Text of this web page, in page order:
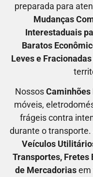
preparada para
Mudanças
Interestaduais
Baratos
Leves e Fracionadas
NossosCaminhões
móveis,
frágeis contra
durante o
Veículos
Transportes, Fretes
de Mercadoriasem